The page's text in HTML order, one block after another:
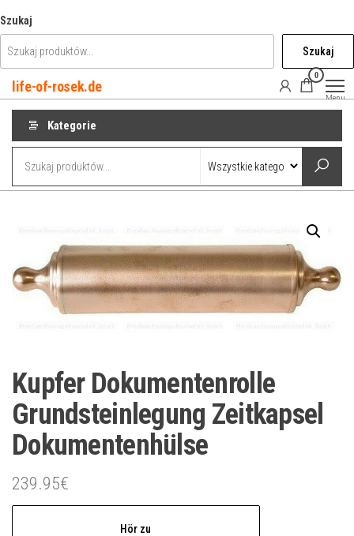
do
treści
Szukaj
Szukaj
life-of-rosek.de
0
Menu
Kategorie
Kupfer Dokumentenrolle
Grundsteinlegung Zeitkapsel
Dokumentenhülse
239.95€
Hör zu